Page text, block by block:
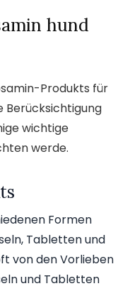
hund
Produkts für
Berücksichtigung
wichtige
werde.
Formen
Tabletten und
von den Vorlieben
und Tabletten